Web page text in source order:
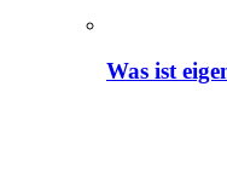
Was ist